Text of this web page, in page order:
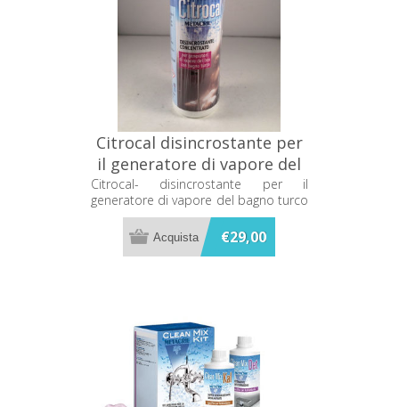
Citrocal disincrostante per
il generatore di vapore del
bagno turco 200ml Metacril
06300001
Citrocal- disincrostante per il
generatore di vapore del bagno turco
200ml Metacril 06300001
€29,00